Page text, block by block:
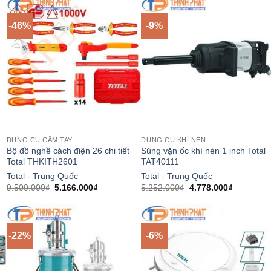
7.500.000₫.
6.750.000₫.
7.500.000₫.
-46%
DỤNG CỤ CẦM TAY
Bộ đồ nghề cách điện 26 chi tiết
Total THKITH2601
Total - Trung Quốc
9.500.000₫ Giá
là:
9.500.000₫.
5.166.000₫Giá
5.166.000₫.
-9%
DỤNG CỤ KHÍ NÉN
Súng vặn ốc khí nén 1 inch Total
TAT40111
Total - Trung Quốc
5.252.000₫ Giá
là:
5.252.000₫.
4.778.000₫Giá
-22% -6%